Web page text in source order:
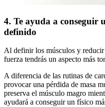
4. Te ayuda a conseguir
definido
Al definir los músculos y
fuerza tendrás un aspecto más
A diferencia de las rutinas de
provocar una pérdida de masa
preserva el músculo magro
ayudará a conseguir un físico